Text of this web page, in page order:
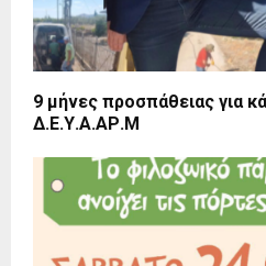
9 μήνες προσπάθειας για
Δ.Ε.Υ.Α.ΑΡ.Μ